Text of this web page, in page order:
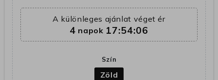
A különleges ajánlat véget ér
4 napok 17:54:05
Szín
Zöld